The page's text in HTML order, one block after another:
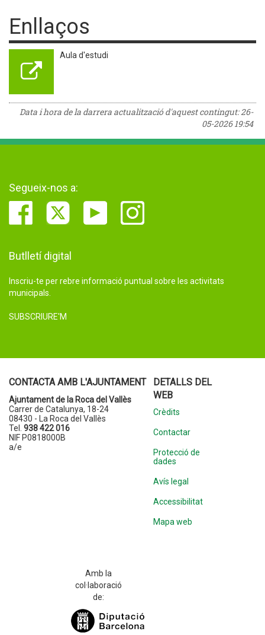
Enllaços
Aula d'estudi
Data i hora de la darrera actualització d'aquest contingut:26-
05-2026 19:54
Segueix-nos a:
Butlletí digital
Inscriu-te per rebre informació puntual sobre les activitats
municipals.
SUBSCRIURE'M
CONTACTA AMB L'AJUNTAMENT
Ajuntament de la Roca del Vallès
Carrer de Catalunya, 18-24
08430 - La Roca del Vallès
Tel. 938 422 016
NIF P0818000B
a/e
DETALLS DEL
WEB
Crèdits
Contactar
Protecció de
dades
Avís legal
Accessibilitat
Mapa web
Amb la
col·laboració
de: